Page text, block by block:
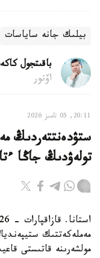
بيلىك جانە ساياسات
باقىتجول
اۆتور
20:11, 05 تامىز 2026
ستۋدەنتتەردىڭ
تولەۋدىڭ جاڭا
مەملەكەتتىك
مولشەرىنە قاتىستى